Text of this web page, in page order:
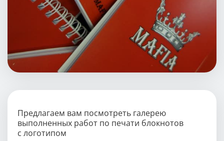
Предлагаем вам посмотреть галерею
выполненных работ по печати блокнотов
с логотипом